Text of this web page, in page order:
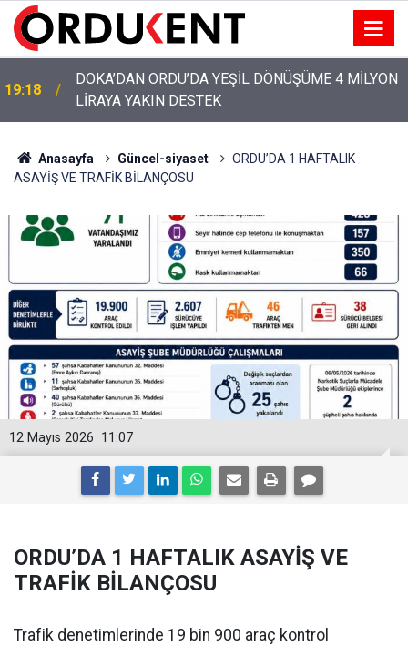
12:46
YENİ PARTİ’NİN ORDU’DAKİ 69 KİŞİLİK KURUCU
KADROSU AÇIKLANDI
Anasayfa Güncel-siyaset
ORDU’DA 1 HAFTALIK
ASAYİŞ VE TRAFİK BİLANÇOSU
11:07
12 Mayıs 2026
ORDU’DA 1 HAFTALIK ASAYİŞ VE
TRAFİK BİLANÇOSU
Trafik denetimlerinde 19 bin 900 araç kontrol